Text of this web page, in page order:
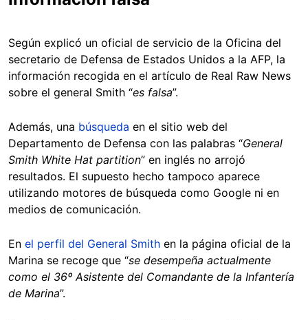
Según explicó un oficial de servicio de la Oficina del
secretario de Defensa de Estados Unidos a la AFP, la
información recogida en el artículo de Real Raw News
sobre el general Smith “es falsa”.
Además, una búsqueda en el sitio web del
Departamento de Defensa con las palabras “General
Smith White Hat partition” en inglés no arrojó
resultados. El supuesto hecho tampoco aparece
utilizando motores de búsqueda como Google ni en
medios de comunicación.
En el perfil del General Smith en la página oficial de la
Marina se recoge que “se desempeña actualmente
como el 36º Asistente del Comandante de la Infantería
de Marina”.